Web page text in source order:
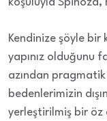
Kendinize şöyle
yapınız olduğunu
azından
bedenlerimizin
yerleştirilmiş bir öz